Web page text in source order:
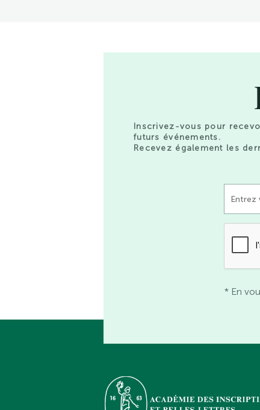
Inscrivez-vous pour
futurs événements.
Recevez également les
* En